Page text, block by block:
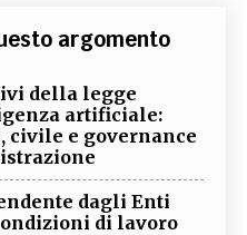
argomento
della legge
artificiale:
civile e governance
dagli Enti
di lavoro